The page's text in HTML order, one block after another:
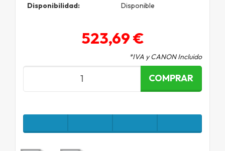
Disponibilidad: Disponible
523,69 €
*IVA y CANON Incluido
COMPRAR